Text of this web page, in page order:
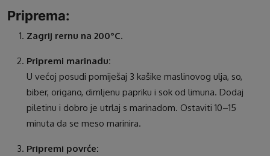
Priprema:
Zagrij rernu na 200°C.
Pripremi marinadu:
U većoj posudi pomiješaj 3 kašike maslinovog ulja, so,
biber, origano, dimljenu papriku i sok od limuna. Dodaj
piletinu i dobro je utrlaj s marinadom. Ostaviti 10–15
minuta da se meso marinira.
Pripremi povrće: